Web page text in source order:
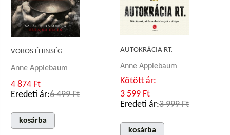
VÖRÖS ÉHINSÉG
Anne Applebaum
4 874 Ft
Eredeti ár:6 499 Ft
kosárba
AUTOKRÁCIA RT.
Anne Applebaum
Kötött ár:
3 599 Ft
Eredeti ár:3 999 Ft
kosárba